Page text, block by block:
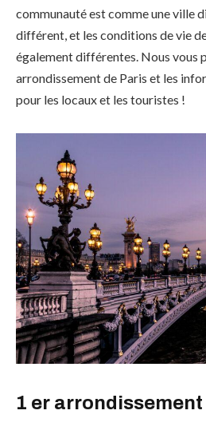
communauté est comme une ville
différent, et les conditions de vie
également différentes. Nous vous
arrondissement de Paris et les
pour les locaux et les touristes !
1 er arrondissement